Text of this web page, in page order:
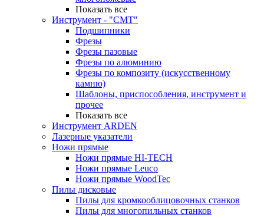
Показать все
Инструмент - "СМТ"
Подшипники
Фрезы
Фрезы пазовые
Фрезы по алюминию
Фрезы по композиту (искусственному
камню)
Шаблоны, приспособления, инструмент и
прочее
Показать все
Инструмент ARDEN
Лазерные указатели
Ножи прямые
Ножи прямые HI-TECH
Ножи прямые Leuco
Ножи прямые WoodTec
Пилы дисковые
Пилы для кромкооблицовочных станков
Пилы для многопильных станков